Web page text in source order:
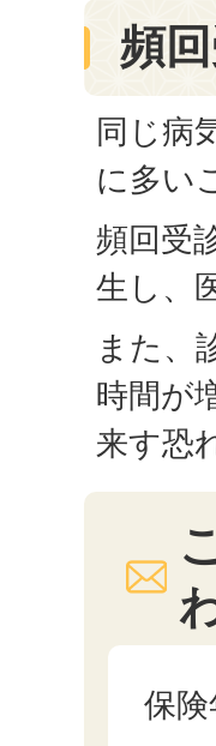
頻
同じ病
に多い
頻回受
生し、
また、
時間が
来す恐
保